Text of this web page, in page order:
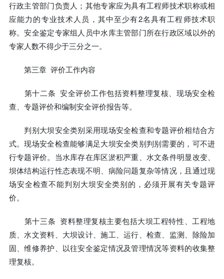
行政主管部门负责人；其他专家应为具有工程师技术职称或相
应能力的专业技术人员，其中至少有2名具有工程师技术职
称。安全鉴定专家组人员中水库主管部门所在行政区域以外的
专家人数不得少于三分之一。
第三章 评价工作内容
第十二条 安全评价工作包括资料整理复核、现场安全检
查、专题评价和编制安全评价报告等。
判别大坝安全类别采用现场安全检查和专题评价相结合方
式。现场安全检查能够满足大坝安全类别判别需要的，可不进
行专题评价。当水库存在库区淤积严重、水文条件明显改变、
坝体结构运行性态表现不明、病险问题复杂等情况，且通过现
场安全检查不能判别大坝安全类别的，必须开展有关专题评
价。
第十三条 资料整理复核主要包括大坝工程特性、工程地
质、水文资料、大坝设计、施工、运行、检查、监测、除险加
固、维修养护、以往安全鉴定情况及管理情况等资料的收集整
理复核。